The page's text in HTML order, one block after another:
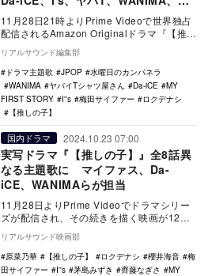
カン、梅田サイファー
11月28日21時よりPrime Videoで世界独占
配信されるAmazon Originalドラマ『【推し
の子】』の、全8話の…
リアルサウンド編集部
ドラマ主題歌
JPOP
水曜日のカンパネラ
WANIMA
ヤバイTシャツ屋さん Da-iCE
MY
FIRST STORY
I''s 梅田サイファー
ロクデナシ
【推しの子】
国内ドラマ 2024.10.23 07:00
実写ドラマ『【推しの子】』全8話異
なる主題歌に マイファス、Da-
iCE、WANIMAらが担当
11月28日よりPrime Videoでドラマシリー
ズが配信され、その続きを描く映画が12月
20日に公開される実写プロジェクト『…
リアルサウンド映画部
原菜乃華
【推しの子】 ロクデナシ 櫻井海音
梅
田サイファー
I''s 茅島みずき 齊藤なぎさ
MY